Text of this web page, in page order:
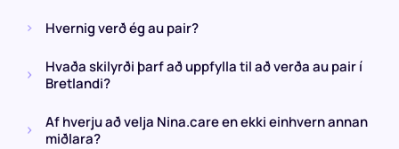
Hvernig verð ég au pair?
Hvaða skilyrði þarf að uppfylla til að verða au pair í
Bretlandi?
Af hverju að velja Nina.care en ekki einhvern annan
miðlara?